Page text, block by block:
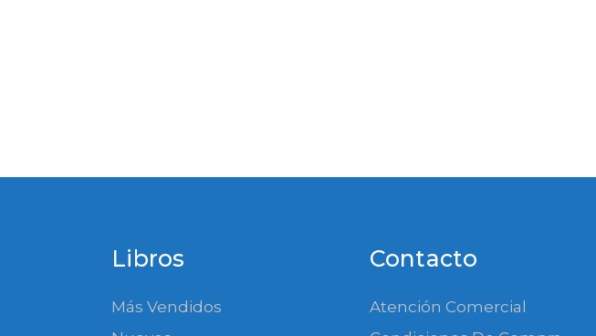
Libros
Más Vendidos
Contacto
Atención Comercial